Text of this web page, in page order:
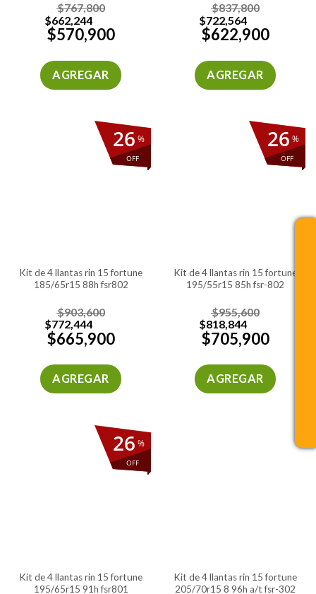
$767,800
$662,244
$570,900
AGREGAR
$837,800
$722,564
$622,900
AGREGAR
%
OFF
26
kit de 4 llantas rin 15 fortune
185/65r15 88h fsr802
$903,600
$772,444
$665,900
AGREGAR
%
OFF
26
kit de 4 llantas rin 15 fortune
195/55r15 85h fsr-802
$955,600
$818,844
$705,900
AGREGAR
%
OFF
26
kit de 4 llantas rin 15 fortune
195/65r15 91h fsr801
kit de 4 llantas rin 15 fortune
205/70r15 8 96h a/t fsr-302